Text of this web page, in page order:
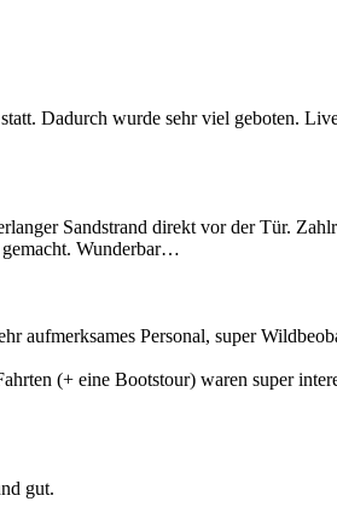
Dadurch wurde sehr viel geboten.
Sandstrand direkt vor der Tür.
gemacht. Wunderbar…
aufmerksames Personal, super
(+ eine Bootstour) waren super
gut.